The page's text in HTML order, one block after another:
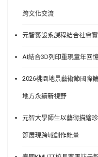
跨文化交流
元智藝設系課程結合社會
AI結合3D列印重現童年回
2026桃園地景藝術節國際
地方永續新視野
元智大學師生以藝術描繪
節展現跨域創作能量